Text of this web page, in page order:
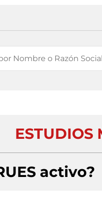
ESTUDIOS
activo?